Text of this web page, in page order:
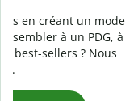
Vérifiez que vos
logiciel anti-plagiat.
secondes et